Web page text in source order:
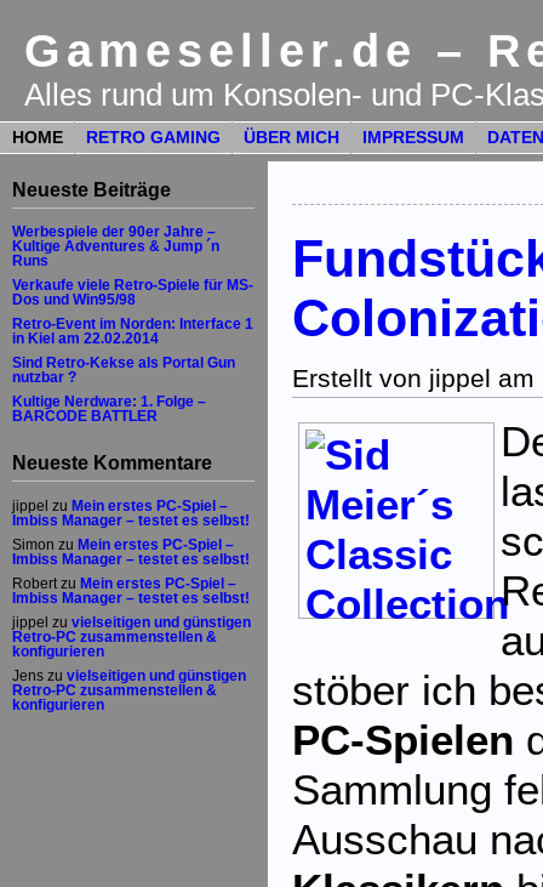
Gameseller.de –
Alles rund um Konsolen- und PC-
HOME RETRO GAMING ÜBER MICH IMPRESSUM
Neueste Beiträge
Werbespiele der 90er Jahre –
Kultige Adventures & Jump ´n
Runs
Verkaufe viele Retro-Spiele für MS-
Dos und Win95/98
Retro-Event im Norden: Interface 1
in Kiel am 22.02.2014
Sind Retro-Kekse als Portal Gun
nutzbar ?
Kultige Nerdware: 1. Folge –
BARCODE BATTLER
Neueste Kommentare
jippel zu Mein erstes PC-Spiel –
Imbiss Manager – testet es selbst!
Simon zu Mein erstes PC-Spiel –
Imbiss Manager – testet es selbst!
Robert zu Mein erstes PC-Spiel –
Imbiss Manager – testet es selbst!
jippel zu vielseitigen und günstigen
Retro-PC zusammenstellen &
konfigurieren
Jens zu vielseitigen und günstigen
Retro-PC zusammenstellen &
konfigurieren
Erstellt von jippel
stöber ich
PC-Spielen
Sammlung
Ausschau